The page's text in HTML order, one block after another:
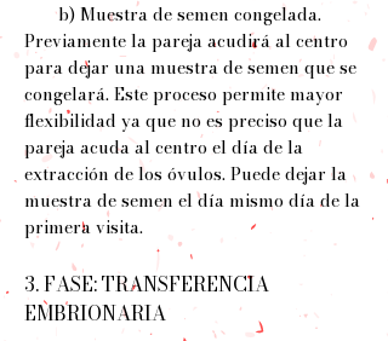
b) Muestra de semen congelada.
Previamente la pareja acudirá al centro
para dejar una muestra de semen que se
congelará. Este proceso permite mayor
flexibilidad ya que no es preciso que la
pareja acuda al centro el día de la
extracción de los óvulos. Puede dejar la
muestra de semen el día mismo día de la
primera visita.
3. FASE: TRANSFERENCIA
EMBRIONARIA